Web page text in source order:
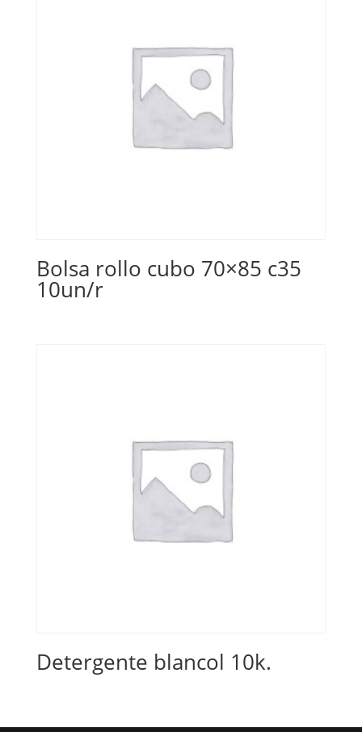
Bolsa rollo cubo 70×85 c35
10un/r
Detergente blancol 10k.